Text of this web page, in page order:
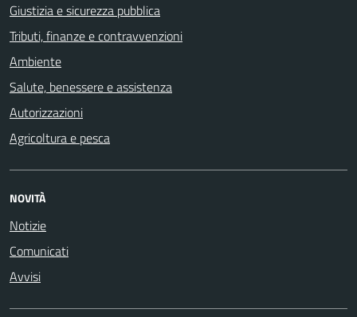
Giustizia e sicurezza pubblica
Tributi, finanze e contravvenzioni
Ambiente
Salute, benessere e assistenza
Autorizzazioni
Agricoltura e pesca
NOVITÀ
Notizie
Comunicati
Avvisi